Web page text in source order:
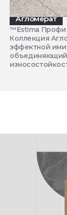
Агломерат
™Estima Профи
Коллекция
эффектной
объединяющий